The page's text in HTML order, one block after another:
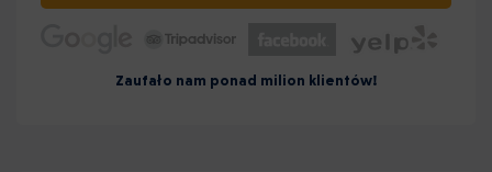
Zaufało nam ponad milion klientów!